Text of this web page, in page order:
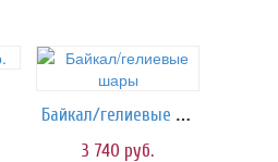
Байкал/гелиевые шары
3 740 руб.